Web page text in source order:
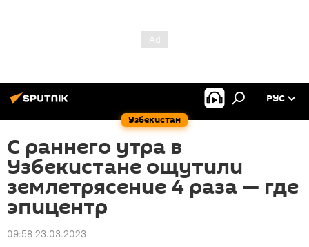
Узбекистан
РУС
С раннего утра в
Узбекистане ощутили
землетрясение 4 раза — где
эпицентр
09:58 23.03.2023